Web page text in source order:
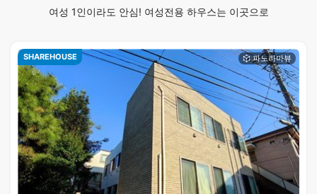
여성 1인이라도 안심! 여성전용 하우스는 이곳으로
SHAREHOUSE